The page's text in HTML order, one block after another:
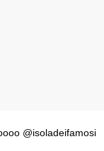
@isoladeifamosi